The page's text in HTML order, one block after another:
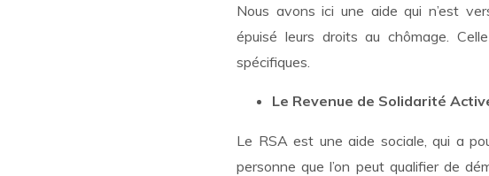
Nous avons ici une aide qui n’est
épuisé leurs droits au chômage.
spécifiques.
Le Revenue de Solidarité
Le RSA est une aide sociale, qui a
personne que l’on peut qualifier de